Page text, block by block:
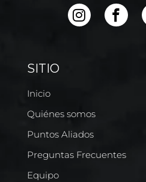
SITIO
Inicio
Quiénes somos
Puntos Aliados
Preguntas Frecuentes
Equipo